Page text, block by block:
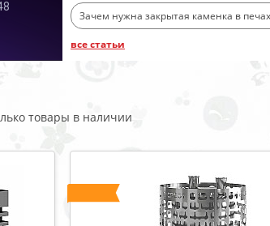
Зачем нужна закрытая каменка в
все статьи
товары в наличии